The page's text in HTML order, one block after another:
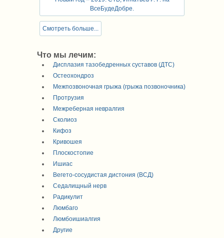
ВсеБудеДобре.
Смотреть больше...
Что мы лечим:
Дисплазия тазобедренных суставов (ДТС)
Остеохондроз
Межпозвоночная грыжа (грыжа позвоночника)
Протрузия
Межреберная невралгия
Сколиоз
Кифоз
Кривошея
Плоскостопие
Ишиас
Вегето-сосудистая дистония (ВСД)
Седалищный нерв
Радикулит
Люмбаго
Люмбоишиалгия
Другие